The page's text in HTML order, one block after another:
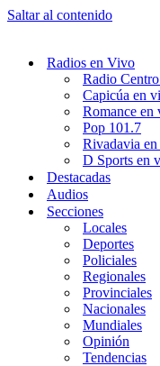
Saltar al contenido
Radios en Vivo
Radio
Capicúa en
Romance en
Pop 101.7
Rivadavia
D Sports en
Destacadas
Audios
Secciones
Locales
Deportes
Policiales
Regionales
Provinciales
Nacionales
Mundiales
Opinión
Tendencias